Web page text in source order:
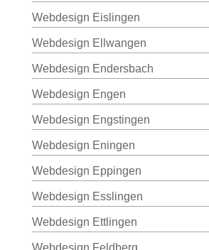
Webdesign Eislingen
Webdesign Ellwangen
Webdesign Endersbach
Webdesign Engen
Webdesign Engstingen
Webdesign Eningen
Webdesign Eppingen
Webdesign Esslingen
Webdesign Ettlingen
Webdesign Feldberg